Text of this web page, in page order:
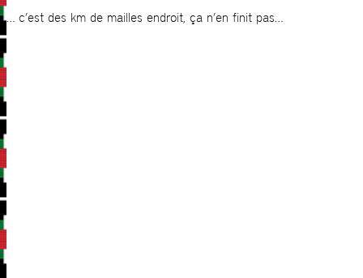
… c’est des km de mailles endroit, ça n’en finit pas…